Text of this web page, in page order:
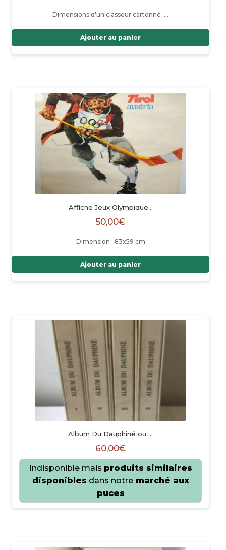
Dimensions d'un classeur cartonné :…
Ajouter au panier
Affiche Jeux Olympique…
50,00€
Dimension : 83x59 cm
Ajouter au panier
Album Du Dauphiné ou …
60,00€
Dimension d'un ouvrage : 30.5…
Indisponible mais produits similaires
disponibles dans notremarché aux
puces